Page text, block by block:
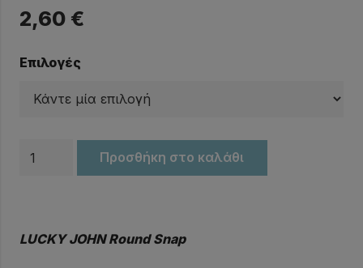
2,60 €
Επιλογές
Παραμάνες
Snap
Προσθήκη στο καλάθι
LUCKY JOHN Round Snap